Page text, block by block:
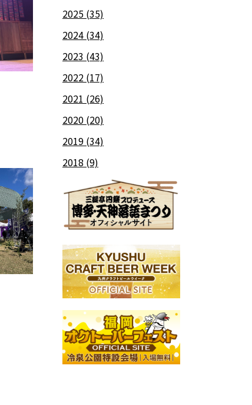
2025 (35)
2024 (34)
2023 (43)
2022 (17)
2021 (26)
2020 (20)
2019 (34)
2018 (9)